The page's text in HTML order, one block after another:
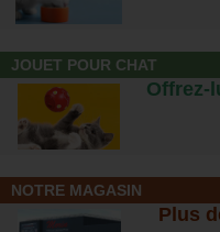
JOUET POUR CHAT
Offrez-
NOTRE MAGASIN
Plus